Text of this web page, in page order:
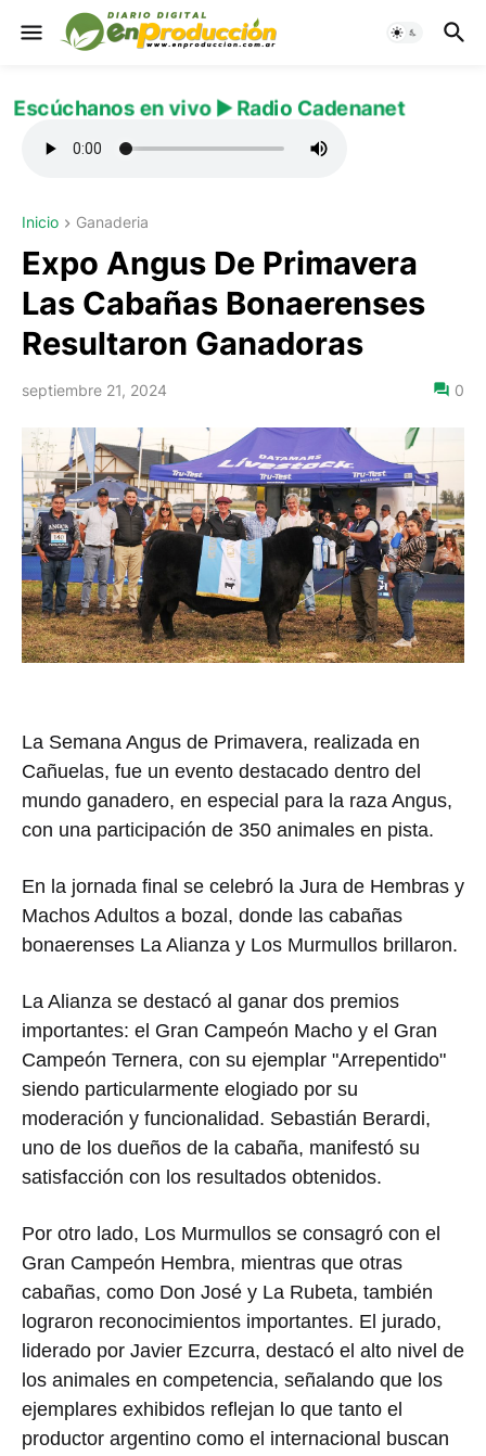
Escúchanos en vivo ▶️ Radio Cadenanet
Inicio Ganaderia
Expo Angus De Primavera
Las Cabañas Bonaerenses
Resultaron Ganadoras
septiembre 21, 2024 0
La Semana Angus de Primavera, realizada en
Cañuelas, fue un evento destacado dentro del
mundo ganadero, en especial para la raza Angus,
con una participación de 350 animales en pista.
En la jornada final se celebró la Jura de Hembras y
Machos Adultos a bozal, donde las cabañas
bonaerenses La Alianza y Los Murmullos brillaron.
La Alianza se destacó al ganar dos premios
importantes: el Gran Campeón Macho y el Gran
Campeón Ternera, con su ejemplar "Arrepentido"
siendo particularmente elogiado por su
moderación y funcionalidad. Sebastián Berardi,
uno de los dueños de la cabaña, manifestó su
satisfacción con los resultados obtenidos.
Por otro lado, Los Murmullos se consagró con el
Gran Campeón Hembra, mientras que otras
cabañas, como Don José y La Rubeta, también
lograron reconocimientos importantes. El jurado,
liderado por Javier Ezcurra, destacó el alto nivel de
los animales en competencia, señalando que los
ejemplares exhibidos reflejan lo que tanto el
productor argentino como el internacional buscan